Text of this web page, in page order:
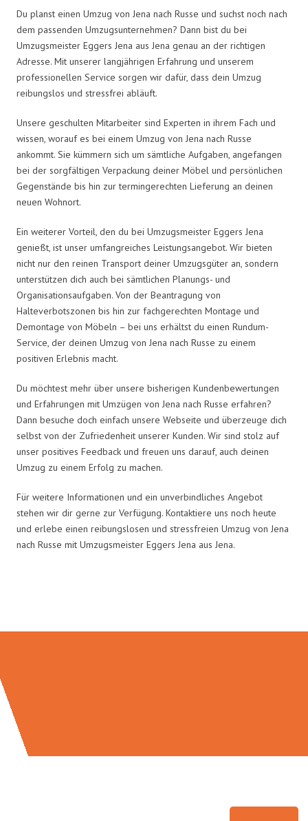
Du planst einen Umzug von Jena nach Russe und suchst noch nach
dem passenden Umzugsunternehmen? Dann bist du bei
Umzugsmeister Eggers Jena aus Jena genau an der richtigen
Adresse. Mit unserer langjährigen Erfahrung und unserem
professionellen Service sorgen wir dafür, dass dein Umzug
reibungslos und stressfrei abläuft.
Unsere geschulten Mitarbeiter sind Experten in ihrem Fach und
wissen, worauf es bei einem Umzug von Jena nach Russe
ankommt. Sie kümmern sich um sämtliche Aufgaben, angefangen
bei der sorgfältigen Verpackung deiner Möbel und persönlichen
Gegenstände bis hin zur termingerechten Lieferung an deinen
neuen Wohnort.
Ein weiterer Vorteil, den du bei Umzugsmeister Eggers Jena
genießt, ist unser umfangreiches Leistungsangebot. Wir bieten
nicht nur den reinen Transport deiner Umzugsgüter an, sondern
unterstützen dich auch bei sämtlichen Planungs- und
Organisationsaufgaben. Von der Beantragung von
Halteverbotszonen bis hin zur fachgerechten Montage und
Demontage von Möbeln – bei uns erhältst du einen Rundum-
Service, der deinen Umzug von Jena nach Russe zu einem
positiven Erlebnis macht.
Du möchtest mehr über unsere bisherigen Kundenbewertungen
und Erfahrungen mit Umzügen von Jena nach Russe erfahren?
Dann besuche doch einfach unsere Webseite und überzeuge dich
selbst von der Zufriedenheit unserer Kunden. Wir sind stolz auf
unser positives Feedback und freuen uns darauf, auch deinen
Umzug zu einem Erfolg zu machen.
Für weitere Informationen und ein unverbindliches Angebot
stehen wir dir gerne zur Verfügung. Kontaktiere uns noch heute
und erlebe einen reibungslosen und stressfreien Umzug von Jena
nach Russe mit Umzugsmeister Eggers Jena aus Jena.